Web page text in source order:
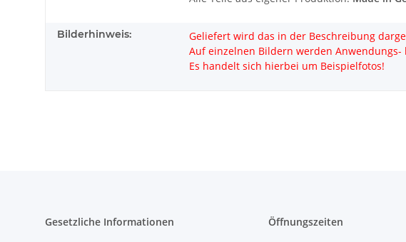
Bilderhinweis:
Geliefert wird das in der Beschreibung
Auf einzelnen Bildern werden
Es handelt sich hierbei um Beispielfotos!
Gesetzliche Informationen
Öffnungszeiten